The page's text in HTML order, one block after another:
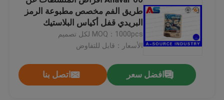
طريق الفم مخصص مطبوعة الرمز
البريدي قفل أكياس البلاستيك
الألومنيوم الطباعة مع الهولوغرام
الأمن
MOQ：1000pcs لكل تصميم
الأسعار：قابل للتفاوض
افضل سعر اتصل بنا